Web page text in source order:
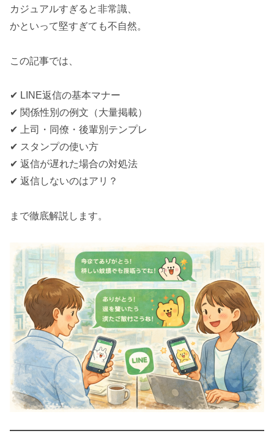
カジュアルすぎると非常識、
かといって堅すぎても不自然。
この記事では、
✔ LINE返信の基本マナー
✔ 関係性別の例文（大量掲載）
✔ 上司・同僚・後輩別テンプレ
✔ スタンプの使い方
✔ 返信が遅れた場合の対処法
✔ 返信しないのはアリ？
まで徹底解説します。